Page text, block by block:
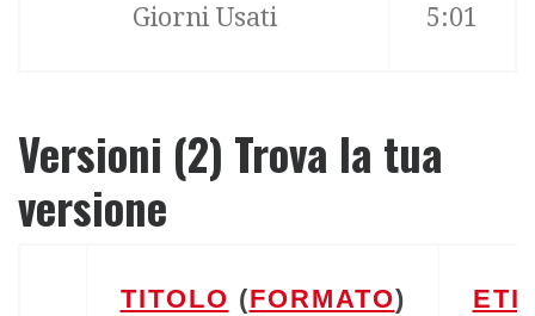
Giorni Usati 5:01
Versioni (2) Trova la tua
versione
TITOLO (FORMATO)